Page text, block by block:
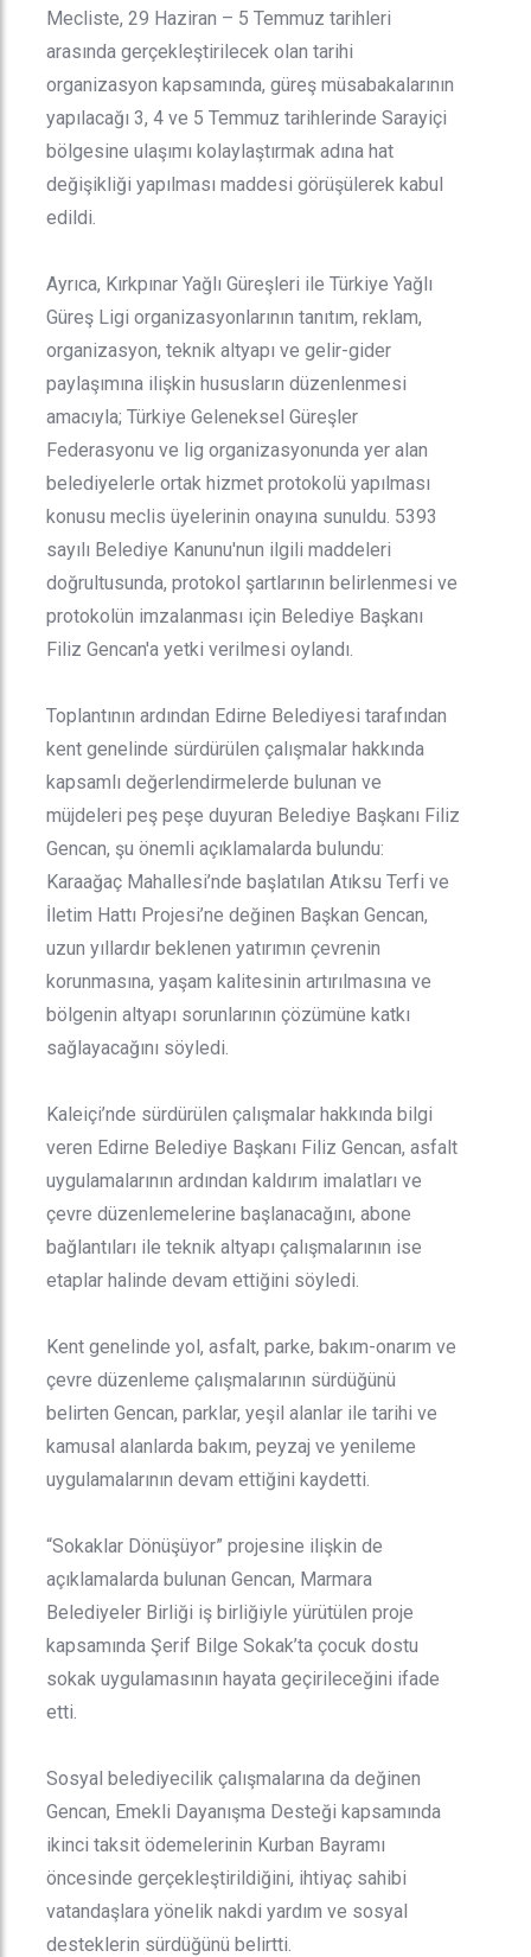
Mecliste, 29 Haziran – 5 Temmuz tarihleri
arasında gerçekleştirilecek olan tarihi
organizasyon kapsamında, güreş müsabakalarının
yapılacağı 3, 4 ve 5 Temmuz tarihlerinde Sarayiçi
bölgesine ulaşımı kolaylaştırmak adına hat
değişikliği yapılması maddesi görüşülerek kabul
edildi.
Ayrıca, Kırkpınar Yağlı Güreşleri ile Türkiye Yağlı
Güreş Ligi organizasyonlarının tanıtım, reklam,
organizasyon, teknik altyapı ve gelir-gider
paylaşımına ilişkin hususların düzenlenmesi
amacıyla; Türkiye Geleneksel Güreşler
Federasyonu ve lig organizasyonunda yer alan
belediyelerle ortak hizmet protokolü yapılması
konusu meclis üyelerinin onayına sunuldu. 5393
sayılı Belediye Kanunu'nun ilgili maddeleri
doğrultusunda, protokol şartlarının belirlenmesi ve
protokolün imzalanması için Belediye Başkanı
Filiz Gencan'a yetki verilmesi oylandı.
Toplantının ardından Edirne Belediyesi tarafından
kent genelinde sürdürülen çalışmalar hakkında
kapsamlı değerlendirmelerde bulunan ve
müjdeleri peş peşe duyuran Belediye Başkanı Filiz
Gencan, şu önemli açıklamalarda bulundu:
Karaağaç Mahallesi’nde başlatılan Atıksu Terfi ve
İletim Hattı Projesi’ne değinen Başkan Gencan,
uzun yıllardır beklenen yatırımın çevrenin
korunmasına, yaşam kalitesinin artırılmasına ve
bölgenin altyapı sorunlarının çözümüne katkı
sağlayacağını söyledi.
Kaleiçi’nde sürdürülen çalışmalar hakkında bilgi
veren Edirne Belediye Başkanı Filiz Gencan, asfalt
uygulamalarının ardından kaldırım imalatları ve
çevre düzenlemelerine başlanacağını, abone
bağlantıları ile teknik altyapı çalışmalarının ise
etaplar halinde devam ettiğini söyledi.
Kent genelinde yol, asfalt, parke, bakım-onarım ve
çevre düzenleme çalışmalarının sürdüğünü
belirten Gencan, parklar, yeşil alanlar ile tarihi ve
kamusal alanlarda bakım, peyzaj ve yenileme
uygulamalarının devam ettiğini kaydetti.
“Sokaklar Dönüşüyor” projesine ilişkin de
açıklamalarda bulunan Gencan, Marmara
Belediyeler Birliği iş birliğiyle yürütülen proje
kapsamında Şerif Bilge Sokak’ta çocuk dostu
sokak uygulamasının hayata geçirileceğini ifade
etti.
Sosyal belediyecilik çalışmalarına da değinen
Gencan, Emekli Dayanışma Desteği kapsamında
ikinci taksit ödemelerinin Kurban Bayramı
öncesinde gerçekleştirildiğini, ihtiyaç sahibi
vatandaşlara yönelik nakdi yardım ve sosyal
desteklerin sürdüğünü belirtti.